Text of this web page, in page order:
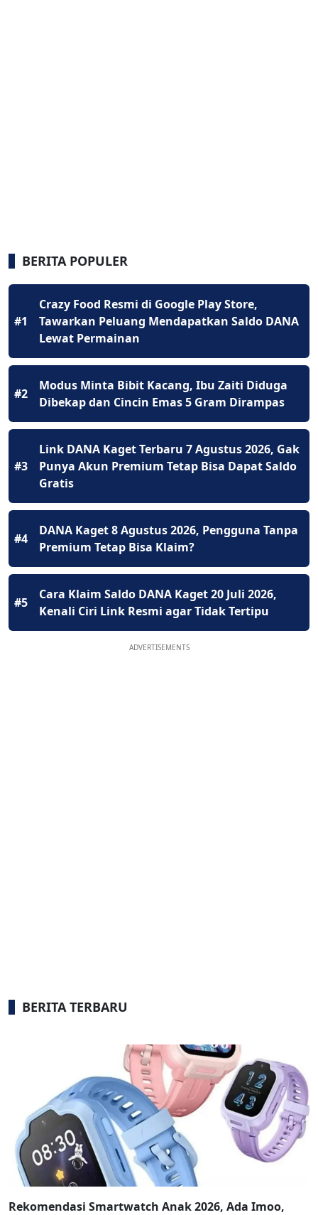
BERITA POPULER
#1
Crazy Food Resmi di Google Play Store,
Tawarkan Peluang Mendapatkan Saldo DANA
Lewat Permainan
#2
Modus Minta Bibit Kacang, Ibu Zaiti Diduga
Dibekap dan Cincin Emas 5 Gram Dirampas
#3
Link DANA Kaget Terbaru 7 Agustus 2026, Gak
Punya Akun Premium Tetap Bisa Dapat Saldo
Gratis
#4
DANA Kaget 8 Agustus 2026, Pengguna Tanpa
Premium Tetap Bisa Klaim?
#5
Cara Klaim Saldo DANA Kaget 20 Juli 2026,
Kenali Ciri Link Resmi agar Tidak Tertipu
ADVERTISEMENTS
BERITA TERBARU
Rekomendasi Smartwatch Anak 2026, Ada Imoo,